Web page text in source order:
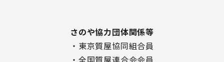
さのや協力団体関係等
・東京質屋協同組合員
・全国質屋連合会会員